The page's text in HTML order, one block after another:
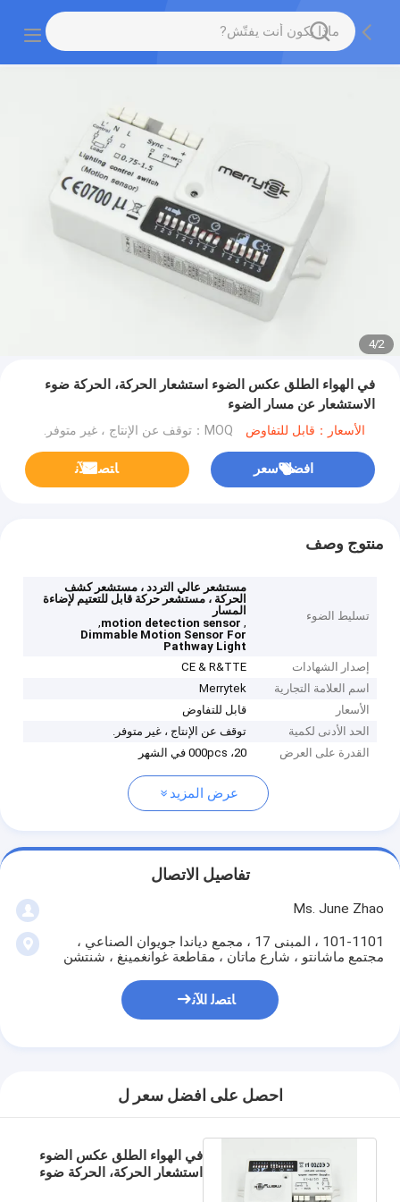
2
/
4
في الهواء الطلق عكس الضوء استشعار الحركة، الحركة ضوء
الاستشعار عن مسار الضوء
الأسعار：قابل للتفاوض MOQ：توقف عن الإنتاج ، غير متوفر.
افضل سعر ﺎﺘﺼﻟ ﺍﻶﻧ
منتوج وصف
تسليط الضوء
مستشعر عالي التردد ، مستشعر كشف
الحركة ، مستشعر حركة قابل للتعتيم لإضاءة
المسار
,
motion detection sensor
,
Dimmable Motion Sensor For
Pathway Light
إصدار الشهادات
CE & R&TTE
اسم العلامة التجارية
Merrytek
الأسعار
قابل للتفاوض
الحد الأدنى لكمية
توقف عن الإنتاج ، غير متوفر.
القدرة على العرض
20، 000pcs في الشهر
عرض المزيد
تفاصيل الاتصال
Ms. June Zhao
101-1101 ، المبنى 17 ، مجمع دياندا جويوان الصناعي ،
مجتمع ماشانتو ، شارع ماتان ، مقاطعة غوانغمينغ ، شنتشن
ﺎﺘﺼﻟ ﺍﻶﻧ
احصل على افضل سعر ل
في الهواء الطلق عكس الضوء
استشعار الحركة، الحركة ضوء